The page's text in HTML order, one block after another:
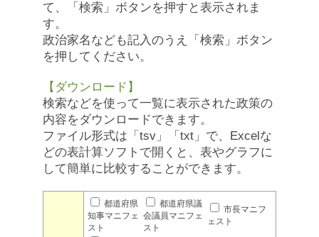
て、「検索」ボタンを押すと表示されま
す。
政治家名なども記入のうえ「検索」ボタン
を押してください。
【ダウンロード】
検索などを使って一覧に表示された政策の
内容をダウンロードできます。
ファイル形式は「tsv」「txt」で、Excelな
どの表計算ソフトで開くと、表やグラフに
して簡単に比較することができます。
都道府県
知事マニフェ
スト
都道府県議
会議員マニフェ
スト
市長マニフ
ェスト